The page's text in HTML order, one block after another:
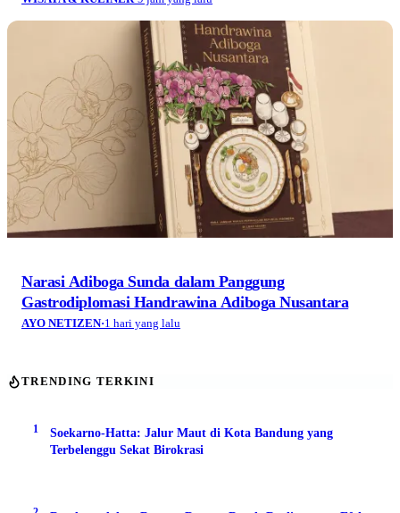
Narasi Adiboga Sunda dalam Panggung
Gastrodiplomasi Handrawina Adiboga Nusantara
AYO NETIZEN·1 hari yang lalu
TRENDING TERKINI
1
Soekarno-Hatta: Jalur Maut di Kota Bandung yang
Terbelenggu Sekat Birokrasi